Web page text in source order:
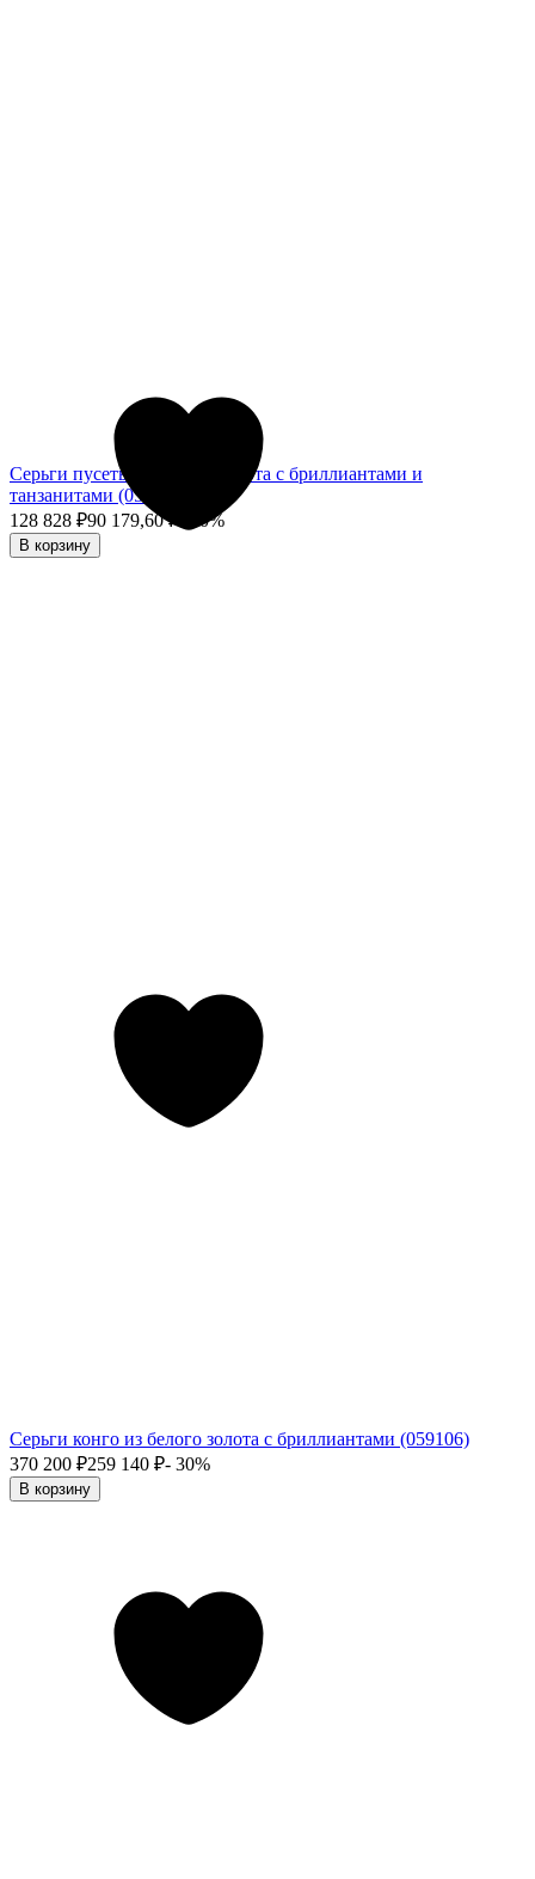
Серьги пусеты из белого золота с бриллиантами и
танзанитами (051359)
128 828 ₽90 179,60₽ - 30%
В корзину
Серьги конго из белого золота с бриллиантами (059106)
370 200 ₽259 140 ₽- 30%
В корзину